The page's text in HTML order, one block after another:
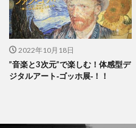
2022年10月18日
”音楽と3次元”で楽しむ！体感型デ
ジタルアート‐ゴッホ展‐！！